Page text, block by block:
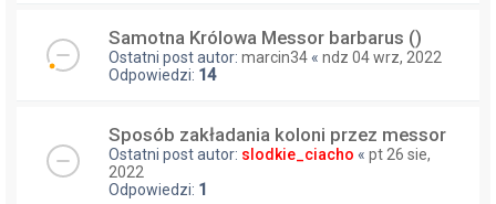
Samotna Królowa Messor barbarus ()
Ostatni post autor: marcin34 « ndz 04 wrz, 2022
Odpowiedzi: 14
Sposób zakładania koloni przez messor
Ostatni post autor: slodkie_ciacho « pt 26 sie,
2022
Odpowiedzi: 1